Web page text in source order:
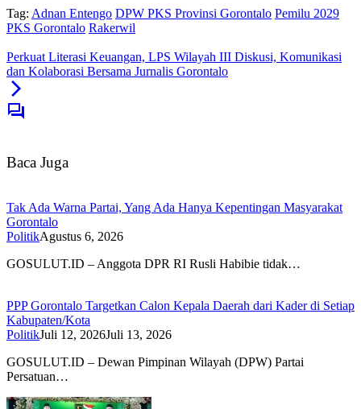
Tag: Adnan Entengo DPW PKS Provinsi Gorontalo Pemilu 2029
PKS Gorontalo Rakerwil
Perkuat Literasi Keuangan, LPS Wilayah III Diskusi, Komunikasi
dan Kolaborasi Bersama Jurnalis Gorontalo
Baca Juga
Tak Ada Warna Partai, Yang Ada Hanya Kepentingan Masyarakat
Gorontalo
PolitikAgustus 6, 2026
GOSULUT.ID – Anggota DPR RI Rusli Habibie tidak…
PPP Gorontalo Targetkan Calon Kepala Daerah dari Kader di Setiap
Kabupaten/Kota
PolitikJuli 12, 2026Juli 13, 2026
GOSULUT.ID – Dewan Pimpinan Wilayah (DPW) Partai
Persatuan…